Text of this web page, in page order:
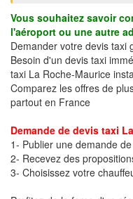
Vous souhaitez savoir
l'aéroport ou une autre
Demander votre devis taxi
Besoin d'un devis taxi
taxi La Roche-Maurice
Comparez les offres de
partout en France
Demande de devis taxi
1- Publier une demande
2- Recevez des
3- Choisissez votre